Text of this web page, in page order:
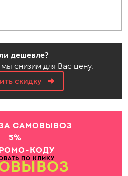
дешевле?
снизим для Вас цену.
скидку
САМОВЫВОЗ
5%
КОДУ
ПО КЛИКУ